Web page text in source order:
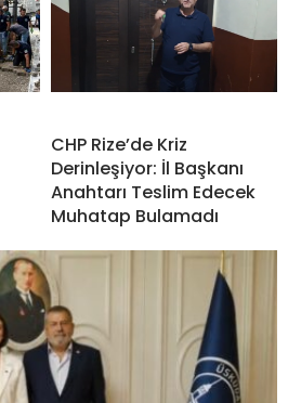
CHP Rize’de Kriz
Derinleşiyor: İl Başkanı
Anahtarı Teslim Edecek
Muhatap Bulamadı